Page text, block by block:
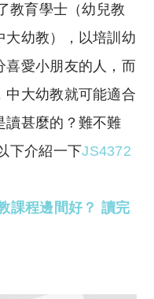
p
y
Li
n
k
at
s
A
p
p
教育學士（幼兒教
大幼教），以培訓幼
喜愛小朋友的人，而
中大幼教就可能適合
讀甚麼的？難不難
下介紹一下JS4372
課程邊間好？ 讀完